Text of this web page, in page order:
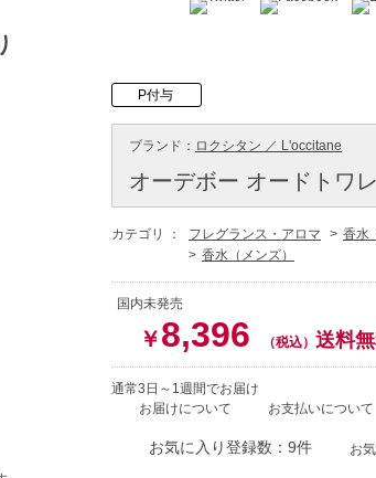
P付与
ブランド： ロクシタン ／ L'occitane
オーデボー オードトワ
カテゴリ ： フレグランス・アロマ
香水
香水（メンズ）
国内未発売
￥8,396 （税込） 送料
通常3日～1週間でお届け
お届けについて
お支払いについて
お気に入り登録数：9件 お